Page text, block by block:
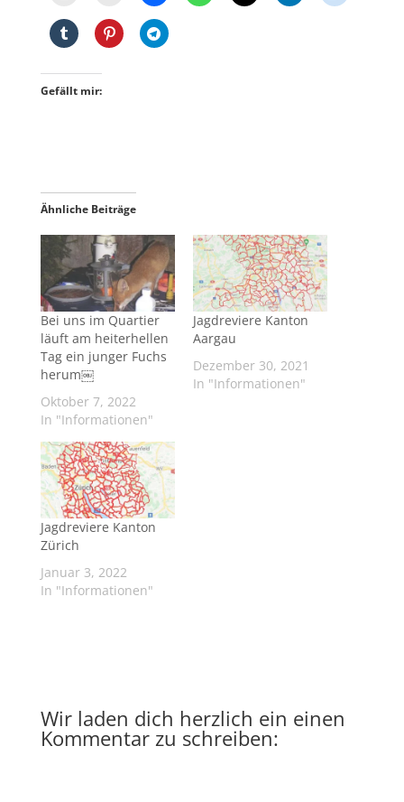
Gefällt mir:
Ähnliche Beiträge
Bei uns im Quartier
läuft am heiterhellen
Tag ein junger Fuchs
herum￼
Oktober 7, 2022
In "Informationen"
Jagdreviere Kanton
Aargau
Dezember 30, 2021
In "Informationen"
Jagdreviere Kanton
Zürich
Januar 3, 2022
In "Informationen"
Wir laden dich herzlich ein einen
Kommentar zu schreiben: